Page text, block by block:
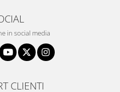
in social media
CLIENTI